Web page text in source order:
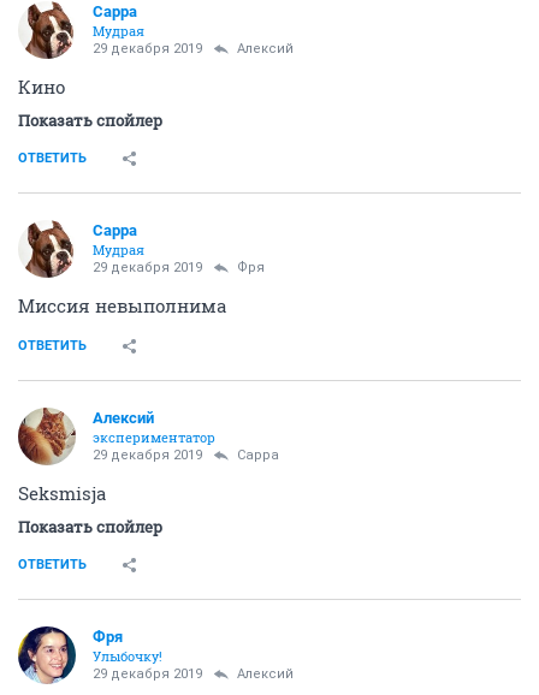
Сарра
Мудрая
29 декабря 2019 Алексий
Кино
Показать спойлер
ОТВЕТИТЬ
Сарра
Мудрая
29 декабря 2019 Фря
Миссия невыполнима
ОТВЕТИТЬ
Алексий
экспериментатор
29 декабря 2019 Сарра
Seksmisja
Показать спойлер
ОТВЕТИТЬ
Фря
Улыбочку!
29 декабря 2019 Алексий